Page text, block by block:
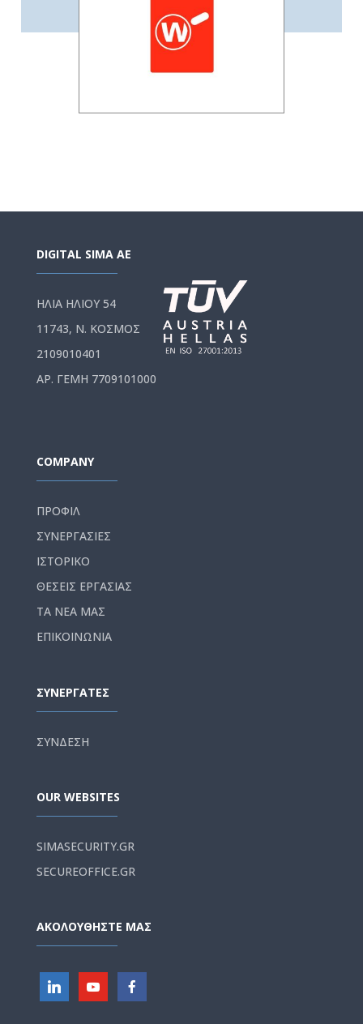
DIGITAL SIMA AE
ΗΛΙΑ ΗΛΙΟΥ 54
11743, Ν. ΚΟΣΜΟΣ
2109010401
ΑΡ. ΓΕΜΗ 7709101000
COMPANY
ΠΡΟΦΙΛ
ΣΥΝΕΡΓΑΣΙΕΣ
ΙΣΤΟΡΙΚΟ
ΘΕΣΕΙΣ ΕΡΓΑΣΙΑΣ
ΤΑ ΝΕΑ ΜΑΣ
ΕΠΙΚΟΙΝΩΝΙΑ
ΣΥΝΕΡΓΑΤΕΣ
ΣΥΝΔΕΣΗ
OUR WEBSITES
SIMASECURITY.GR
SECUREOFFICE.GR
ΑΚΟΛΟΥΘΗΣΤΕ ΜΑΣ